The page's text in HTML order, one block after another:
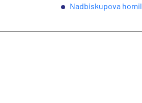
Nadbiskupova